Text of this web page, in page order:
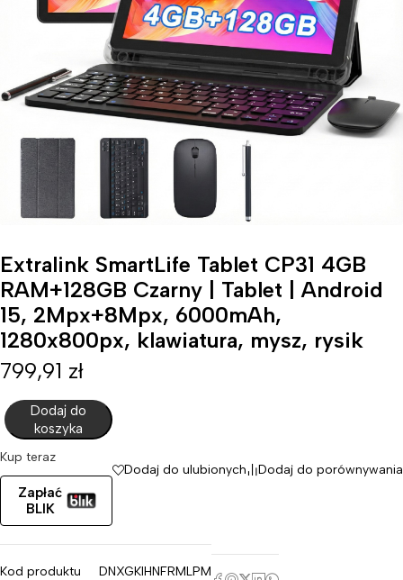
Extralink SmartLife Tablet CP31 4GB
RAM+128GB Czarny | Tablet | Android
15, 2Mpx+8Mpx, 6000mAh,
1280x800px, klawiatura, mysz, rysik
799,91 zł
Dodaj do
koszyka
Kup teraz
Zapłać
BLIK
Dodaj do ulubionych Dodaj do porównywania
Kod produktu
DNXGKIHNFRMLPM